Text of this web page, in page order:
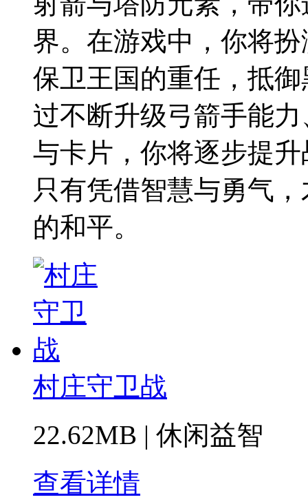
界。在游戏中，你将
保卫王国的重任，抵
过不断升级弓箭手能
与卡片，你将逐步提
只有凭借智慧与勇气
的和平。
村庄守卫战
22.62MB | 休闲益智
查看详情